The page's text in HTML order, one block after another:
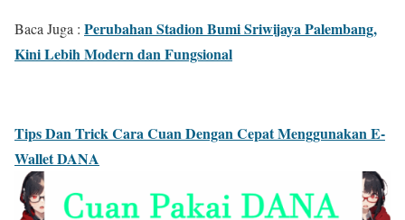
Baca Juga : Perubahan Stadion Bumi Sriwijaya Palembang,
Kini Lebih Modern dan Fungsional
Tips Dan Trick Cara Cuan Dengan Cepat Menggunakan E-
Wallet DANA